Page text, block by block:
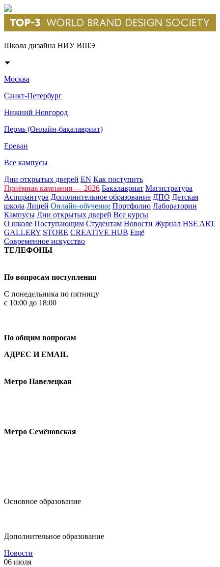
Школа дизайна НИУ ВШЭ
Москва
Санкт-Петербург
Нижний Новгород
Пермь (Онлайн-бакалавриат)
Ереван
Все кампусы
Дни открытых дверей EN Как поступить
Приёмная кампания — 2026 Бакалавриат Магистратура
Аспирантура Дополнительное образование ДПО Детская
школа Лицей Онлайн-обучение Портфолио Лаборатории
Кампусы Дни открытых дверей Все курсы
О школе Поступающим Студентам Новости Журнал HSE ART
GALLERY STORE CREATIVE HUB Ещё
Современное искусство
ТЕЛЕФОНЫ
По вопросам поступления
С понедельника по пятницу
с 10:00 до 18:00
По общим вопросам
АДРЕС И EMAIL
Метро Павелецкая
Метро Семёновская
Основное образование
Дополнительное образование
Новости
06 июля